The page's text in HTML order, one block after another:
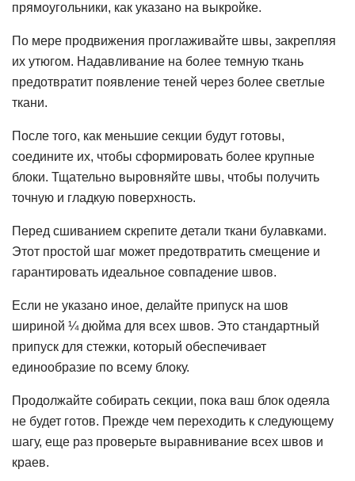
прямоугольники, как указано на выкройке.
По мере продвижения проглаживайте швы, закрепляя
их утюгом. Надавливание на более темную ткань
предотвратит появление теней через более светлые
ткани.
После того, как меньшие секции будут готовы,
соедините их, чтобы сформировать более крупные
блоки. Тщательно выровняйте швы, чтобы получить
точную и гладкую поверхность.
Перед сшиванием скрепите детали ткани булавками.
Этот простой шаг может предотвратить смещение и
гарантировать идеальное совпадение швов.
Если не указано иное, делайте припуск на шов
шириной ¼ дюйма для всех швов. Это стандартный
припуск для стежки, который обеспечивает
единообразие по всему блоку.
Продолжайте собирать секции, пока ваш блок одеяла
не будет готов. Прежде чем переходить к следующему
шагу, еще раз проверьте выравнивание всех швов и
краев.